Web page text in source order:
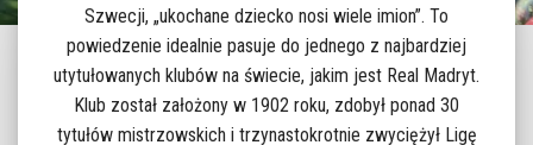
Szwecji, „ukochane dziecko nosi wiele imion”. To
powiedzenie idealnie pasuje do jednego z najbardziej
utytułowanych klubów na świecie, jakim jest Real Madryt.
Klub został założony w 1902 roku, zdobył ponad 30
tytułów mistrzowskich i trzynastokrotnie zwyciężył Ligę